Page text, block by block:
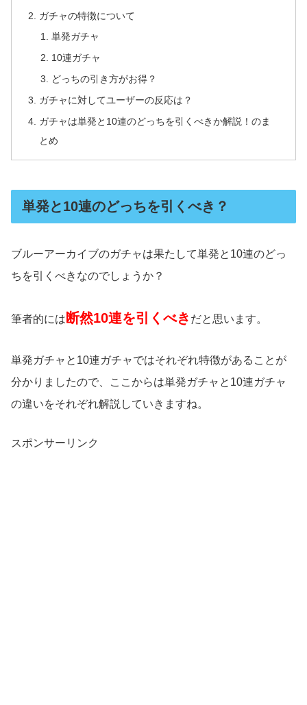
ガチャの特徴について
単発ガチャ
10連ガチャ
どっちの引き方がお得？
ガチャに対してユーザーの反応は？
ガチャは単発と10連のどっちを引くべきか解説！のま
とめ
単発と10連のどっちを引くべき？
ブルーアーカイブのガチャは果たして単発と10連のどっ
ちを引くべきなのでしょうか？
筆者的には 断然10連を引くべき だと思います。
単発ガチャと10連ガチャではそれぞれ特徴があることが
分かりましたので、ここからは単発ガチャと10連ガチャ
の違いをそれぞれ解説していきますね。
スポンサーリンク